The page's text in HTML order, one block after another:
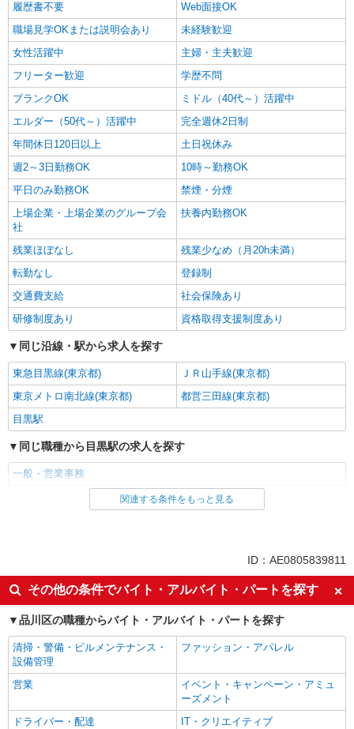
履歴書不要
Web面接OK
職場見学OKまたは説明会あり
未経験歓迎
女性活躍中
主婦・主夫歓迎
フリーター歓迎
学歴不問
ブランクOK
ミドル（40代～）活躍中
エルダー（50代～）活躍中
完全週休2日制
年間休日120日以上
土日祝休み
週2～3日勤務OK
10時～勤務OK
平日のみ勤務OK
禁煙・分煙
上場企業・上場企業のグループ会
社
扶養内勤務OK
残業ほぼなし
残業少なめ（月20h未満）
転勤なし
登録制
交通費支給
社会保険あり
研修制度あり
資格取得支援制度あり
同じ沿線・駅から求人を探す
東急目黒線(東京都)
ＪＲ山手線(東京都)
東京メトロ南北線(東京都)
都営三田線(東京都)
目黒駅
同じ職種から目黒駅の求人を探す
一般・営業事務
同じ雇用形態から目黒駅の求人を探す
入社日応相談
即日勤務OK
履歴書不要
Web面接OK
職場見学OKまたは説明会あり
未経験歓迎
女性活躍中
主婦・主夫歓迎
フリーター歓迎
学歴不問
ミドル（40代～）活躍中
エルダー（50代～）活躍中
完全週休2日制
関連する条件をもっと見る
ID：AE0805839811
その他の条件でバイト・アルバイト・パートを探す
品川区の職種からバイト・アルバイト・パートを探す
清掃・警備・ビルメンテナンス・
設備管理
ファッション・アパレル
営業
イベント・キャンペーン・アミュ
ーズメント
ドライバー・配達
IT・クリエイティブ